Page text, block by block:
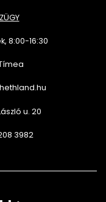
8:00-16:30
u. 20
3982